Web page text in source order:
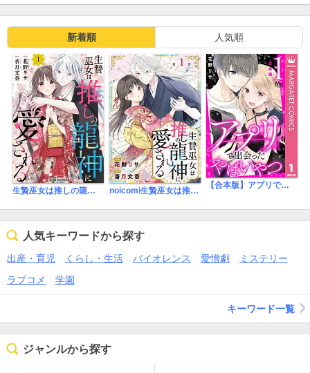
新着順 人気順
生贄巫女は推しの龍神に愛される noicomi生贄巫女は推しの龍神に愛される
【合本版】アプリで出会ったやばいやつ
人気キーワードから探す
出産・育児 くらし・生活 バイオレンス 愛憎劇
ミステリー
ラブコメ
学園
キーワード一覧
ジャンルから探す